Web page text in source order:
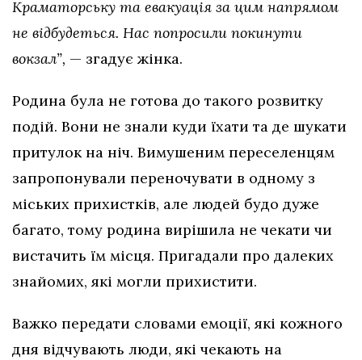
Краматорську та евакуація за цим напрямом
не відбудеться. Нас попросили покинути
вокзал”, — згадує жінка.
Родина була не готова до такого розвитку
подій. Вони не знали куди їхати та де шукати
притулок на ніч. Вимушеним переселенцям
запропонували переночувати в одному з
міських прихистків, але людей будо дуже
багато, тому родина вирішила не чекати чи
вистачить їм місця. Пригадали про далеких
знайомих, які могли прихистити.
Важко передати словами емоції, які кожного
дня відчувають люди, які чекають на